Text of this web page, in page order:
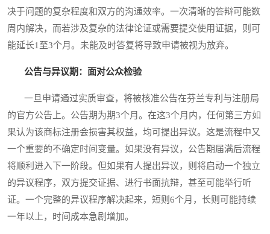
决于问题的复杂程度和双方的沟通效率。一次清晰的答辩可能数
周内解决，而若涉及复杂的法律论证或需要提交使用证据，则可
能延长1至3个月。未能及时答复将导致申请被视为放弃。
公告与异议期：面对公众检验
一旦申请通过实质审查，将被核准公告在芬兰专利与注册局
的官方公告上。公告期为期3个月。在这3个月内，任何第三方如
果认为该商标注册会损害其权益，均可提出异议。这是流程中又
一个重要的不确定时间变量。如果没有异议，公告期届满后流程
将顺利进入下一阶段。但如果有人提出异议，则将启动一个独立
的异议程序，双方提交证据、进行书面抗辩，甚至可能举行听
证。一个完整的异议程序解决起来，短则6个月，长则可能持续
一年以上，时间成本急剧增加。